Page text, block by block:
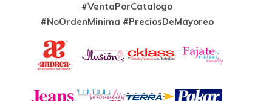
#VentaPorCatalogo
#NoOrdenMinima #PreciosDeMayoreo